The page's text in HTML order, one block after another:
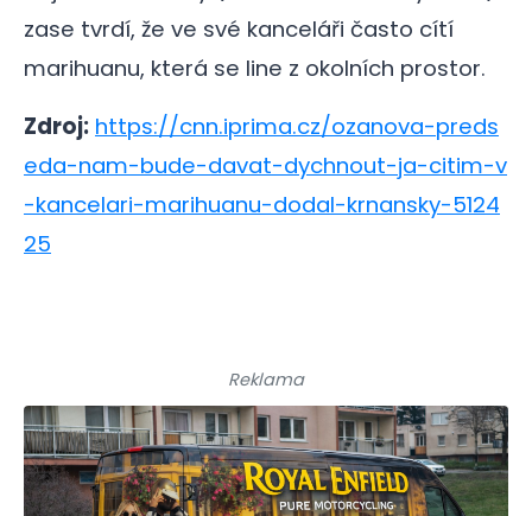
zase tvrdí, že ve své kanceláři často cítí
marihuanu, která se line z okolních prostor.
Zdroj: https://cnn.iprima.cz/ozanova-preds
eda-nam-bude-davat-dychnout-ja-citim-v
-kancelari-marihuanu-dodal-krnansky-5124
25
Reklama